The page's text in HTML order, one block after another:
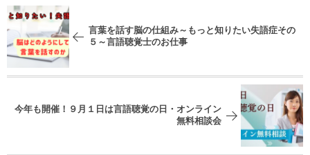
言葉を話す脳の仕組み～もっと知りたい失語症その
５～言語聴覚士のお仕事
今年も開催！９月１日は言語聴覚の日・オンライン
無料相談会